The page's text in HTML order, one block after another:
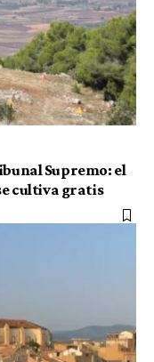
Supremo: el
cultiva gratis